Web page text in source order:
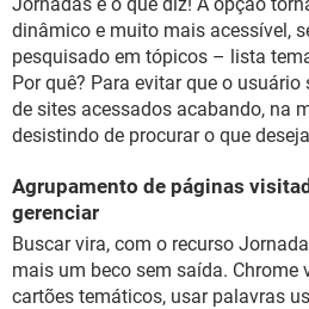
dinâmico e muito mais acessível,
pesquisado em tópicos – lista
Por quê? Para evitar que o
de sites acessados acabando, na
desistindo de procurar o que
Agrupamento de páginas
gerenciar
Buscar vira, com o recurso
mais um beco sem saída. Chrome
cartões temáticos, usar palavras